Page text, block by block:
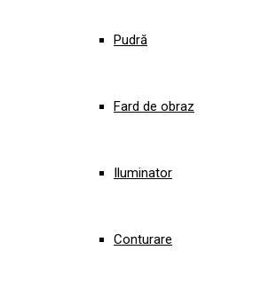
Pudră
Fard de obraz
Iluminator
Conturare